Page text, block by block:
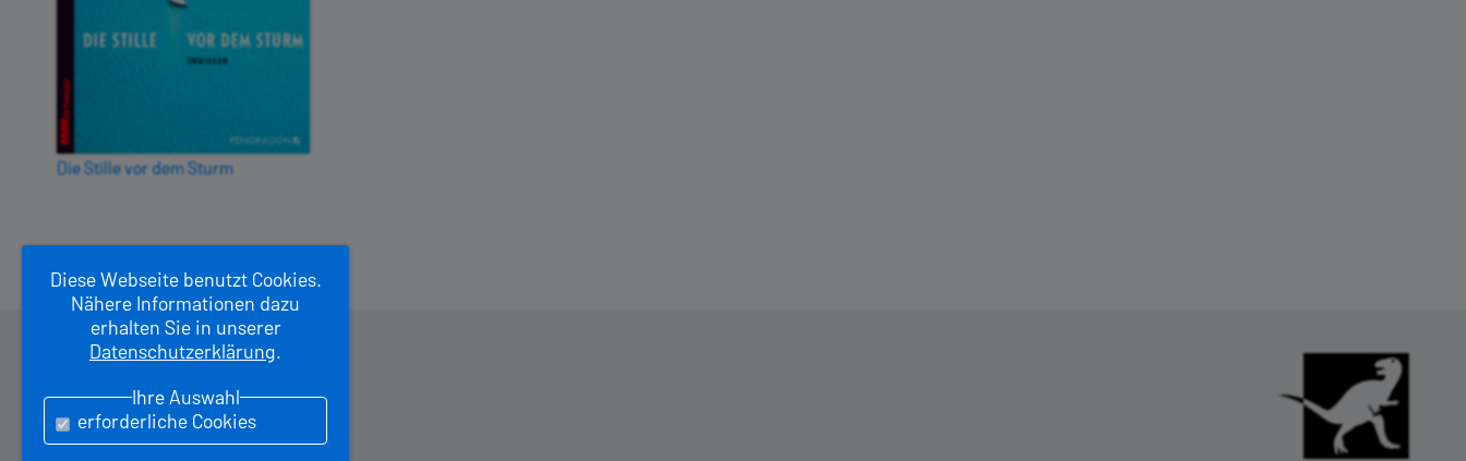
Diese Webseite benutzt Cookies.
Nähere Informationen dazu
erhalten Sie in unserer
Datenschutzerklärung.
Ihre Auswahl
erforderliche Cookies
Die Stille vor dem Sturm
Pendragon Verlag
0521 69689 –Fax 0521 174470
Email: kontakt at pendragon . de